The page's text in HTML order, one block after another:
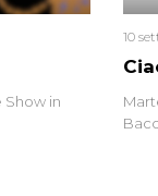
in
10